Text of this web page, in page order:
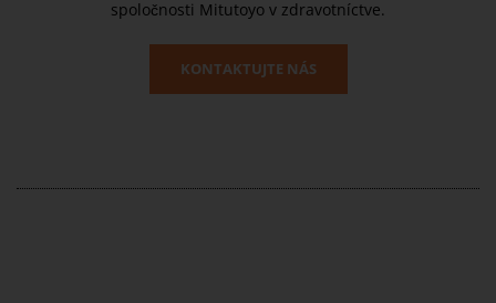
spoločnosti Mitutoyo v zdravotníctve.
KONTAKTUJTE NÁS